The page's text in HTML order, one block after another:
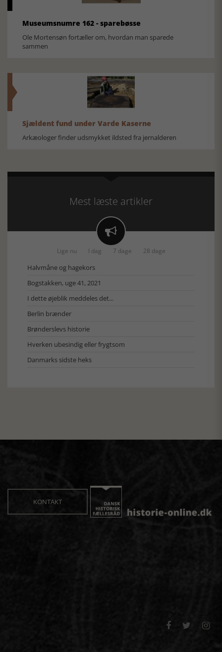
Museumsnumre 162 - sparebøsse
Ole Mortensøn fortæller om, hvordan man sparede
sammen
Sjældent fund under Varde Kaserne
Arkæologer finder udsmykket ildsted fra jernalderen
Mest læste artikler

Lige nu I dag 7 dage 28 dage
Halvmåne og hagekors
Bogstakken, uge 41, 2021
I dette øjeblik meddeles det...
Berlin brænder
Brønderslevs historie
Hverken ubesindig eller frygtsom
Danmarks sidste heks
KONTAKT
  